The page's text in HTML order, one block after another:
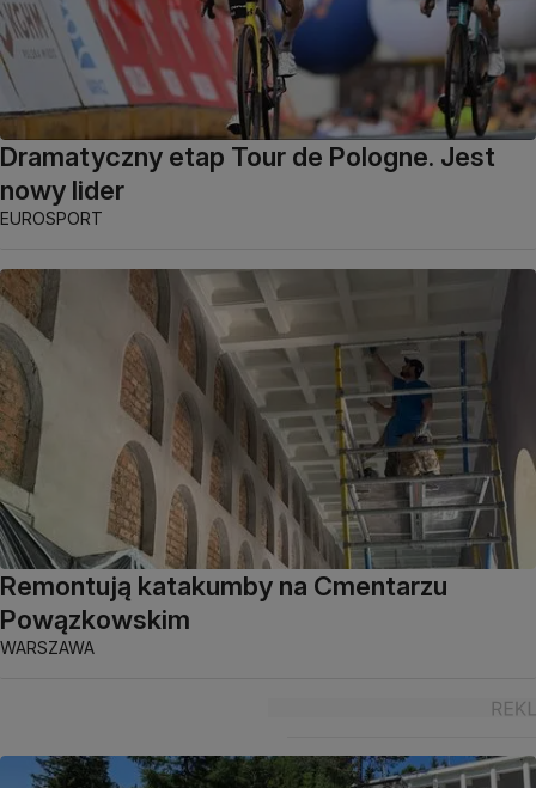
Dramatyczny etap Tour de Pologne. Jest
nowy lider
EUROSPORT
Remontują katakumby na Cmentarzu
Powązkowskim
WARSZAWA